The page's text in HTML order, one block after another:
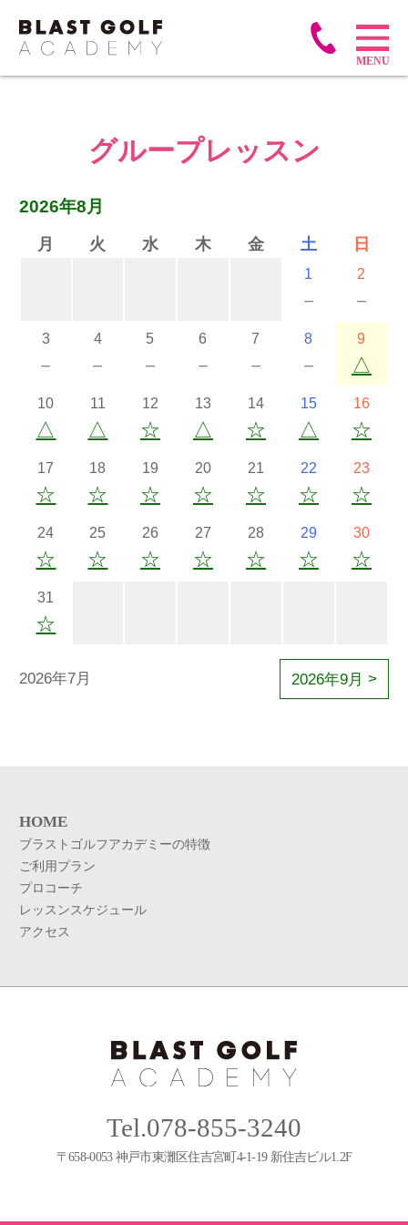
グループレッスン
2026年8月
月 火 水 木 金 土 日
1
－
2
－
3
－
4
－
5
－
6
－
7
－
8
－
9
△
10
△
11
△
12
☆
13
△
14
☆
15
△
16
☆
17
☆
18
☆
19
☆
20
☆
21
☆
22
☆
23
☆
24
☆
25
☆
26
☆
27
☆
28
☆
29
☆
30
☆
31
☆
2026年7月 2026年9月
HOME
ブラストゴルフアカデミーの特徴
ご利用プラン
プロコーチ
レッスンスケジュール
アクセス
Tel.078-855-3240
〒658-0053 神戸市東灘区住吉宮町4-1-19 新住吉ビル1.2F